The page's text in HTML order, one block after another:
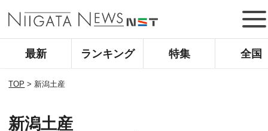
最新 ランキング 特集 全国
TOP > 新潟土産
新潟土産